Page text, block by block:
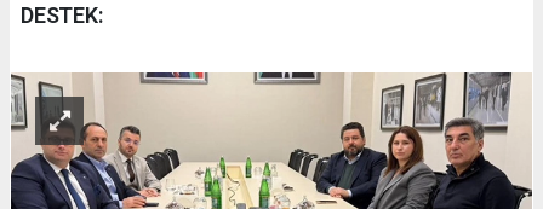
DESTEK: